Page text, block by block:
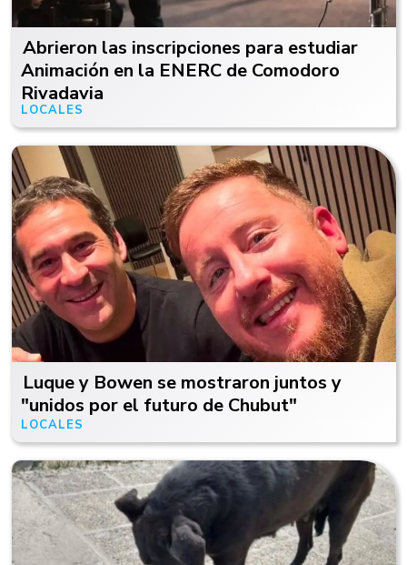
Abrieron las inscripciones para estudiar
Animación en la ENERC de Comodoro
Rivadavia
LOCALES
Luque y Bowen se mostraron juntos y
"unidos por el futuro de Chubut"
LOCALES